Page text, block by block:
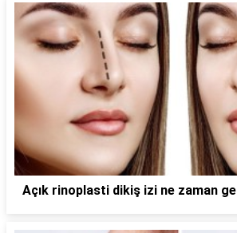
Açık rinoplasti dikiş izi ne zaman